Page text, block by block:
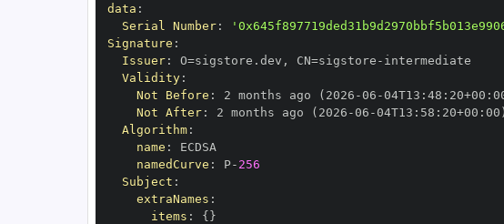
data :
Serial Number:
Signature :
Issuer: O=sigstore.dev , CN=sigstore -
Validity:
Not Before : 2 months ago (2026 -06 -04T13 : 48 : 20+00 :
Not After: 2 months ago (2026 -06 -04T13 : 58 : 20+00 :
Algorithm:
name :
namedCurve : P- 256
Subject :
extraNames :
items : { }